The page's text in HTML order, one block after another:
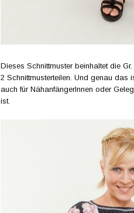
Dieses Schnittmuster beinhaltet die
2 Schnittmusterteilen. Und genau das
auch für NähanfängerInnen oder
ist.